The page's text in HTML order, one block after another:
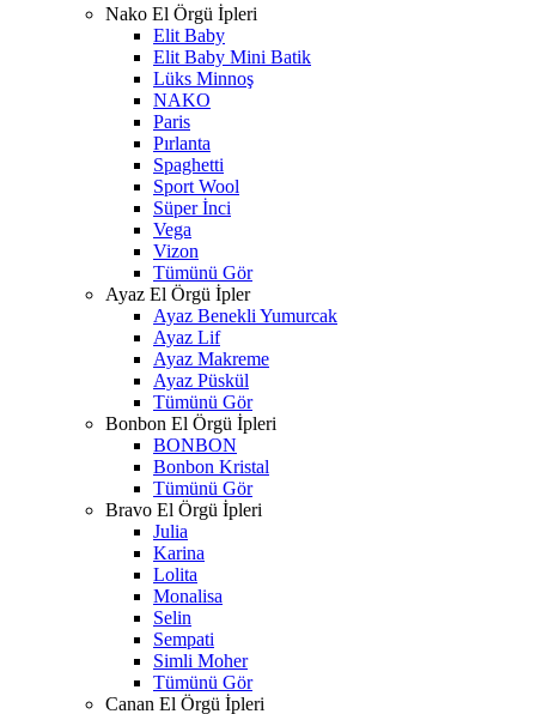
Nako El Örgü İpleri
Elit Baby
Elit Baby Mini Batik
Lüks Minnoş
NAKO
Paris
Pırlanta
Spaghetti
Sport Wool
Süper İnci
Vega
Vizon
Tümünü Gör
Ayaz El Örgü İpler
Ayaz Benekli Yumurcak
Ayaz Lif
Ayaz Makreme
Ayaz Püskül
Tümünü Gör
Bonbon El Örgü İpleri
BONBON
Bonbon Kristal
Tümünü Gör
Bravo El Örgü İpleri
Julia
Karina
Lolita
Monalisa
Selin
Sempati
Simli Moher
Tümünü Gör
Canan El Örgü İpleri